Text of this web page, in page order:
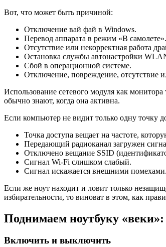
Вот, что может быть причиной:
Отключение вай фай в Windows.
Перевод аппарата в режим «В самолете».
Отсутствие или некорректная работа
Остановка службы автонастройки
Сбой в операционной системе.
Отключение, повреждение, отсутствие
Использование сетевого модуля как
обычно знают, когда она активна.
Если компьютер не видит только одну точку
Точка доступа вещает на частоте,
Передающий радиоканал загружен
Отключено вещание SSID
Сигнал Wi-Fi слишком слабый.
Сигнал искажается внешними помехами.
Если же ноут находит и ловит только
избирательности, то виноват в этом, как
Поднимаем ноутбуку
Включить и выключить